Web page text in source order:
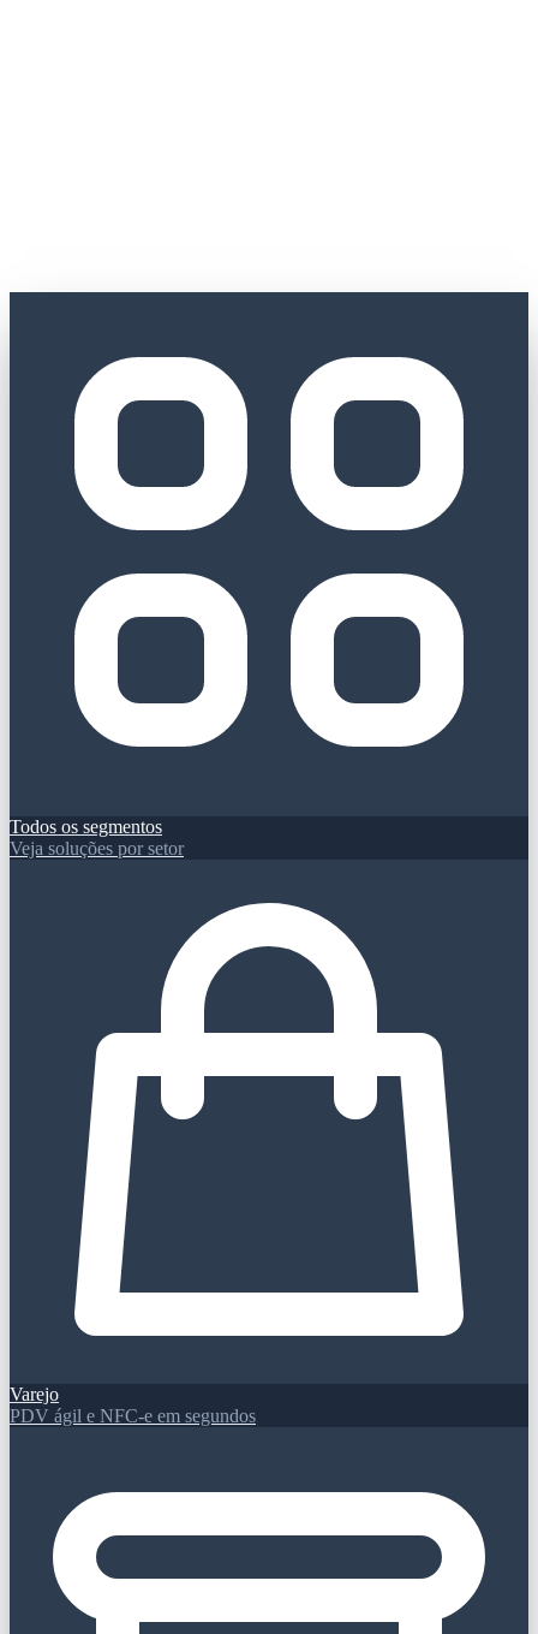
Todos os segmentos
Veja soluções por setor
Varejo
PDV ágil e NFC-e em segundos